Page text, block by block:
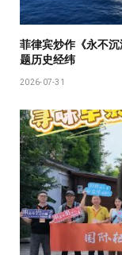
菲律宾炒作《永不
题历史经纬
2026-07-31